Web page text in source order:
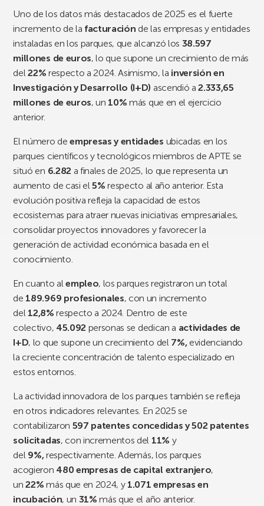
Uno de los datos más destacados de 2025 es el fuerte
incremento de la facturación de las empresas y entidades
instaladas en los parques, que alcanzó los 38.597
millones de euros, lo que supone un crecimiento de más
del22% respecto a 2024. Asimismo, la inversión en
Investigación y Desarrollo (I+D) ascendió a 2.333,65
millones de euros, un 10% más que en el ejercicio
anterior.
El número deempresas y entidades ubicadas en los
parques científicos y tecnológicos miembros de APTE se
situó en 6.282 a finales de 2025, lo que representa un
aumento de casi el5% respecto al año anterior. Esta
evolución positiva refleja la capacidad de estos
ecosistemas para atraer nuevas iniciativas empresariales,
consolidar proyectos innovadores y favorecer la
generación de actividad económica basada en el
conocimiento.
En cuanto alempleo, los parques registraron un total
de 189.969 profesionales, con un incremento
del 12,8% respecto a 2024. Dentro de este
colectivo, 45.092 personas se dedican a actividades de
I+D, lo que supone un crecimiento del 7%,evidenciando
la creciente concentración de talento especializado en
estos entornos.
La actividad innovadora de los parques también se refleja
en otros indicadores relevantes. En 2025 se
contabilizaron 597 patentes concedidas y 502 patentes
solicitadas, con incrementos del 11% y
del 9%,respectivamente. Además, los parques
acogieron 480 empresas de capital extranjero,
un22% más que en 2024, y 1.071 empresas en
incubación, un 31% más que el año anterior.